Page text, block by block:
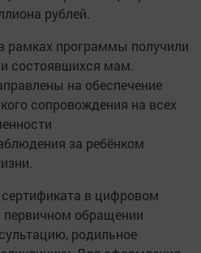
рублей.
рамках программы получили
состоявшихся мам.
на обеспечение
сопровождения на всех
за ребёнком
в цифровом
обращении
родильное